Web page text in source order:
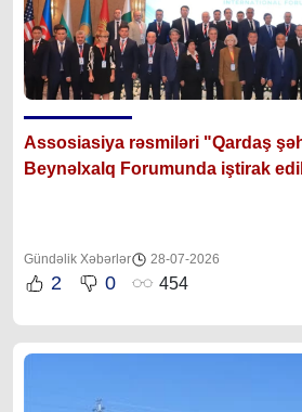
Assosiasiya rəsmiləri "Qardaş
Beynəlxalq Forumunda iştirak
Gündəlik Xəbərlər 28-07-2026
2 0 454